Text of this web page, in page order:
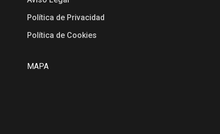
Política de Privacidad
Política de Cookies
MAPA